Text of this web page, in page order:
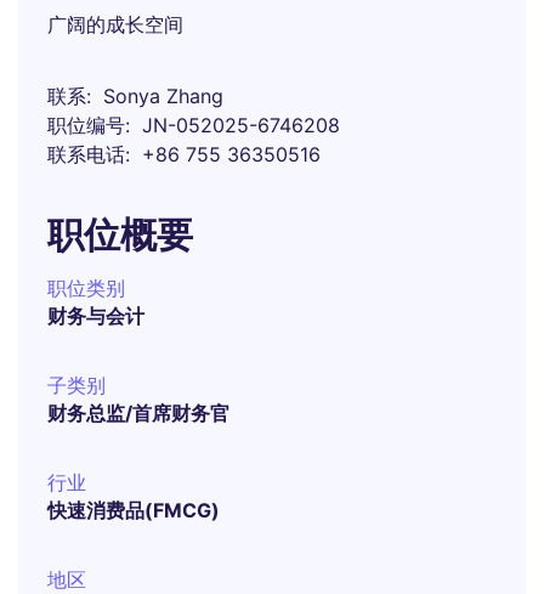
广阔的成长空间
联系
Sonya Zhang
职位编号
JN-052025-6746208
联系电话
+86 755 36350516
职位概要
职位类别
财务与会计
子类别
财务总监/首席财务官
行业
快速消费品(FMCG)
地区